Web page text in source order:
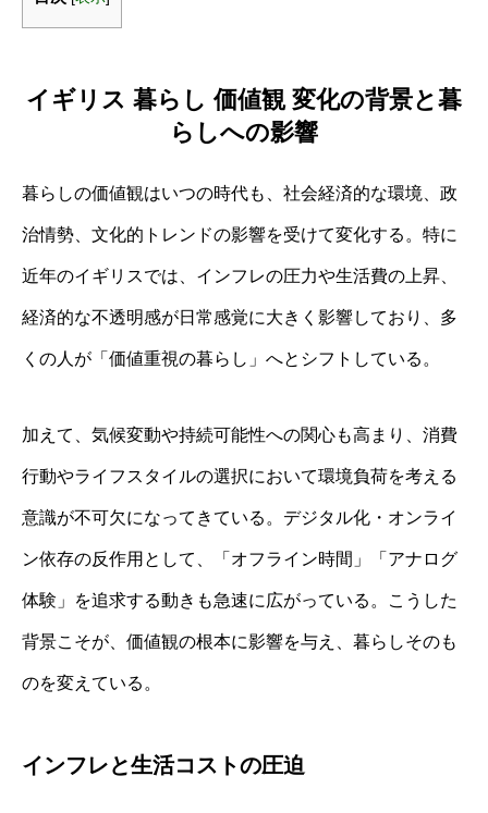
イギリス 暮らし 価値観 変化の背景と暮
らしへの影響
暮らしの価値観はいつの時代も、社会経済的な環境、政
治情勢、文化的トレンドの影響を受けて変化する。特に
近年のイギリスでは、インフレの圧力や生活費の上昇、
経済的な不透明感が日常感覚に大きく影響しており、多
くの人が「価値重視の暮らし」へとシフトしている。
加えて、気候変動や持続可能性への関心も高まり、消費
行動やライフスタイルの選択において環境負荷を考える
意識が不可欠になってきている。デジタル化・オンライ
ン依存の反作用として、「オフライン時間」「アナログ
体験」を追求する動きも急速に広がっている。こうした
背景こそが、価値観の根本に影響を与え、暮らしそのも
のを変えている。
インフレと生活コストの圧迫